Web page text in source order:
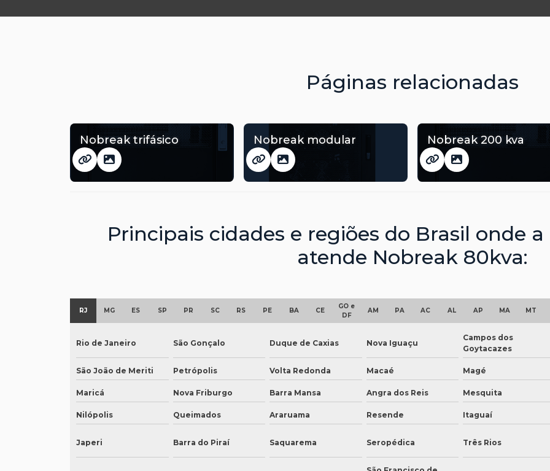
Páginas relacionadas
Nobreak trifásico Nobreak modular Nobreak 200 kva
Principais cidades e regiões do Brasil onde
atende Nobreak 80kva:
RJ MG ES SP PR SC RS PE BA CE
GO e
DF
AM PA AC AL AP MA MT
Rio de Janeiro São Gonçalo Duque de Caxias Nova Iguaçu
Campos dos
Goytacazes
São João de Meriti Petrópolis Volta Redonda Macaé Magé
Maricá Nova Friburgo Barra Mansa Angra dos Reis Mesquita
Nilópolis Queimados Araruama Resende Itaguaí
Japeri Barra do Piraí Saquarema Seropédica Três Rios